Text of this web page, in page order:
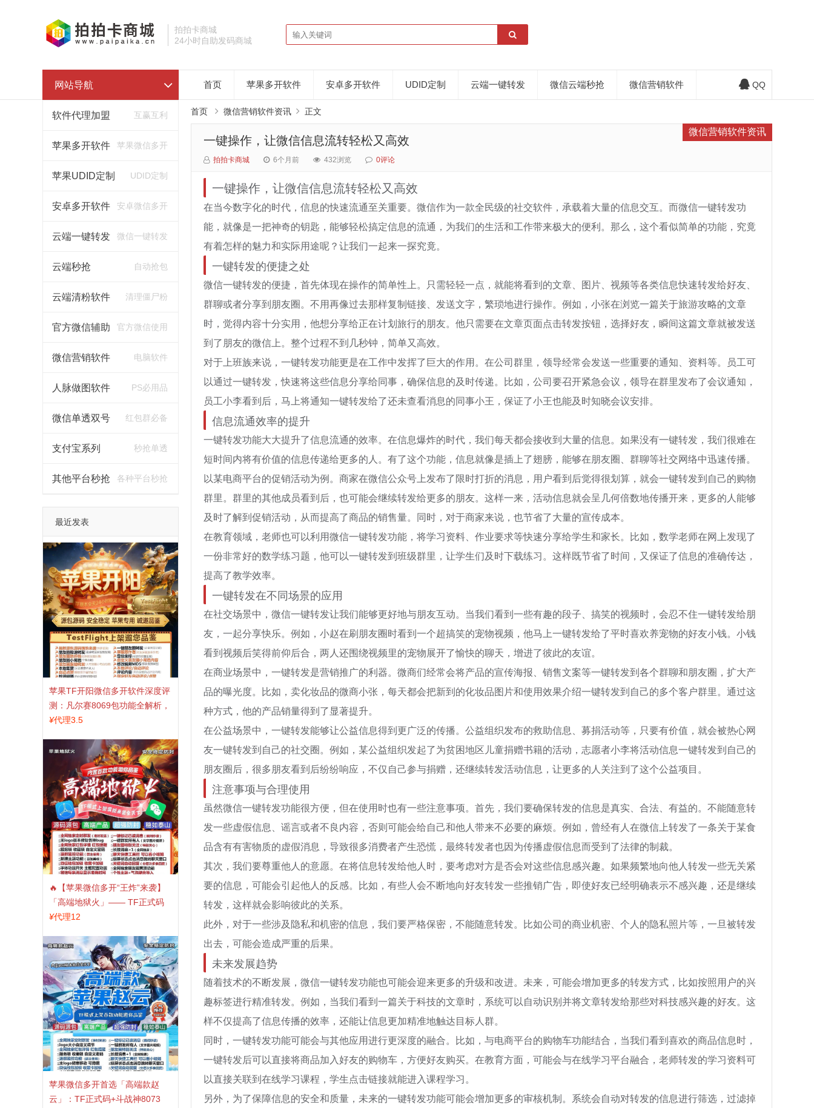
拍拍卡商城
24小时自助发码商城
网站导航
软件代理加盟 互赢互利
苹果多开软件 苹果微信多开
苹果UDID定制 UDID定制
安卓多开软件 安卓微信多开
云端一键转发 微信一键转发
云端秒抢 自动抢包
云端清粉软件 清理僵尸粉
官方微信辅助 官方微信使用
微信营销软件 电脑软件
人脉做图软件 PS必用品
微信单透双号 红包群必备
支付宝系列 秒抢单透
其他平台秒抢 各种平台秒抢
最近发表
苹果TF开阳微信多开软件深度评
测：凡尔赛8069包功能全解析，
TestFlight稳定版上架，激活认准
¥代理3.5
🔥【苹果微信多开“王炸”来袭】
「高端地狱火」—— TF正式码
+斗战神8073包，7天退换，安全
¥代理12
苹果微信多开首选「高端款赵
云」：TF正式码+斗战神8073
首页 苹果多开软件 安卓多开软件 UDID定制 云端一键转发 微信云端秒抢 微信营销软件 QQ
首页 微信营销软件资讯 正文
一键操作，让微信信息流转轻松又高效
微信营销软件资讯
拍拍卡商城 6个月前 432浏览 0评论
一键操作，让微信信息流转轻松又高效
在当今数字化的时代，信息的快速流通至关重要。微信作为一款全民级的社交软件，承载着大量的信息交互。而微信一键转发功
能，就像是一把神奇的钥匙，能够轻松搞定信息的流通，为我们的生活和工作带来极大的便利。那么，这个看似简单的功能，究竟
有着怎样的魅力和实际用途呢？让我们一起来一探究竟。
一键转发的便捷之处
微信一键转发的便捷，首先体现在操作的简单性上。只需轻轻一点，就能将看到的文章、图片、视频等各类信息快速转发给好友、
群聊或者分享到朋友圈。不用再像过去那样复制链接、发送文字，繁琐地进行操作。例如，小张在浏览一篇关于旅游攻略的文章
时，觉得内容十分实用，他想分享给正在计划旅行的朋友。他只需要在文章页面点击转发按钮，选择好友，瞬间这篇文章就被发送
到了朋友的微信上。整个过程不到几秒钟，简单又高效。
对于上班族来说，一键转发功能更是在工作中发挥了巨大的作用。在公司群里，领导经常会发送一些重要的通知、资料等。员工可
以通过一键转发，快速将这些信息分享给同事，确保信息的及时传递。比如，公司要召开紧急会议，领导在群里发布了会议通知，
员工小李看到后，马上将通知一键转发给了还未查看消息的同事小王，保证了小王也能及时知晓会议安排。
信息流通效率的提升
一键转发功能大大提升了信息流通的效率。在信息爆炸的时代，我们每天都会接收到大量的信息。如果没有一键转发，我们很难在
短时间内将有价值的信息传递给更多的人。有了这个功能，信息就像是插上了翅膀，能够在朋友圈、群聊等社交网络中迅速传播。
以某电商平台的促销活动为例。商家在微信公众号上发布了限时打折的消息，用户看到后觉得很划算，就会一键转发到自己的购物
群里。群里的其他成员看到后，也可能会继续转发给更多的朋友。这样一来，活动信息就会呈几何倍数地传播开来，更多的人能够
及时了解到促销活动，从而提高了商品的销售量。同时，对于商家来说，也节省了大量的宣传成本。
在教育领域，老师也可以利用微信一键转发功能，将学习资料、作业要求等快速分享给学生和家长。比如，数学老师在网上发现了
一份非常好的数学练习题，他可以一键转发到班级群里，让学生们及时下载练习。这样既节省了时间，又保证了信息的准确传达，
提高了教学效率。
一键转发在不同场景的应用
在社交场景中，微信一键转发让我们能够更好地与朋友互动。当我们看到一些有趣的段子、搞笑的视频时，会忍不住一键转发给朋
友，一起分享快乐。例如，小赵在刷朋友圈时看到一个超搞笑的宠物视频，他马上一键转发给了平时喜欢养宠物的好友小钱。小钱
看到视频后笑得前仰后合，两人还围绕视频里的宠物展开了愉快的聊天，增进了彼此的友谊。
在商业场景中，一键转发是营销推广的利器。微商们经常会将产品的宣传海报、销售文案等一键转发到各个群聊和朋友圈，扩大产
品的曝光度。比如，卖化妆品的微商小张，每天都会把新到的化妆品图片和使用效果介绍一键转发到自己的多个客户群里。通过这
种方式，他的产品销量得到了显著提升。
在公益场景中，一键转发能够让公益信息得到更广泛的传播。公益组织发布的救助信息、募捐活动等，只要有价值，就会被热心网
友一键转发到自己的社交圈。例如，某公益组织发起了为贫困地区儿童捐赠书籍的活动，志愿者小李将活动信息一键转发到自己的
朋友圈后，很多朋友看到后纷纷响应，不仅自己参与捐赠，还继续转发活动信息，让更多的人关注到了这个公益项目。
注意事项与合理使用
虽然微信一键转发功能很方便，但在使用时也有一些注意事项。首先，我们要确保转发的信息是真实、合法、有益的。不能随意转
发一些虚假信息、谣言或者不良内容，否则可能会给自己和他人带来不必要的麻烦。例如，曾经有人在微信上转发了一条关于某食
品含有有害物质的虚假消息，导致很多消费者产生恐慌，最终转发者也因为传播虚假信息而受到了法律的制裁。
其次，我们要尊重他人的意愿。在将信息转发给他人时，要考虑对方是否会对这些信息感兴趣。如果频繁地向他人转发一些无关紧
要的信息，可能会引起他人的反感。比如，有些人会不断地向好友转发一些推销广告，即使好友已经明确表示不感兴趣，还是继续
转发，这样就会影响彼此的关系。
此外，对于一些涉及隐私和机密的信息，我们要严格保密，不能随意转发。比如公司的商业机密、个人的隐私照片等，一旦被转发
出去，可能会造成严重的后果。
未来发展趋势
随着技术的不断发展，微信一键转发功能也可能会迎来更多的升级和改进。未来，可能会增加更多的转发方式，比如按照用户的兴
趣标签进行精准转发。例如，当我们看到一篇关于科技的文章时，系统可以自动识别并将文章转发给那些对科技感兴趣的好友。这
样不仅提高了信息传播的效率，还能让信息更加精准地触达目标人群。
同时，一键转发功能可能会与其他应用进行更深度的融合。比如，与电商平台的购物车功能结合，当我们看到喜欢的商品信息时，
一键转发后可以直接将商品加入好友的购物车，方便好友购买。在教育方面，可能会与在线学习平台融合，老师转发的学习资料可
以直接关联到在线学习课程，学生点击链接就能进入课程学习。
另外，为了保障信息的安全和质量，未来的一键转发功能可能会增加更多的审核机制。系统会自动对转发的信息进行筛选，过滤掉